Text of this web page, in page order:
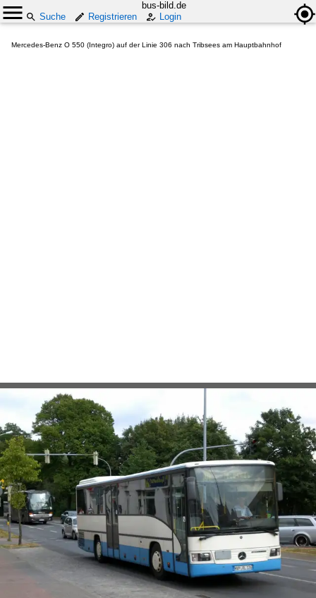
bus-bild.de
Suche
Registrieren Login
Mercedes-Benz O 550 (Integro) auf der Linie 306 nach Tribsees am Hauptbahnhof